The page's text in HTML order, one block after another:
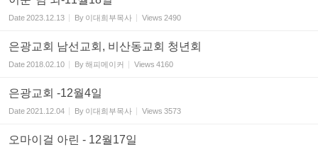
Date2023.12.13 By 이대희부목사 Views 2490
은광교회 남선교회, 비산동교회 청년회
Date2018.02.10 By해피메이커 Views 4160
은광교회 -12월4일
Date2021.12.04 By 이대희부목사 Views 3573
오마이걸 아린 - 12월17일